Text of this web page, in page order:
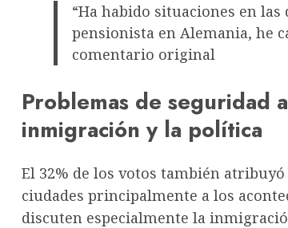
“Ha habido situaciones en
pensionista en Alemania, he
comentario original
Problemas de seguridad
inmigración y la política
El 32% de los votos también
ciudades principalmente a los
discuten especialmente la